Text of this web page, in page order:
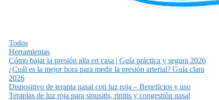
Todos
Herramientas
Cómo bajar la presión alta en casa | Guía práctica y segura 2026
¿Cuál es la mejor hora para medir la presión arterial? Guía clara
2026
Dispositivo de terapia nasal con luz roja – Beneficios y uso
Terapias de luz roja para sinusitis, rinitis y congestión nasal